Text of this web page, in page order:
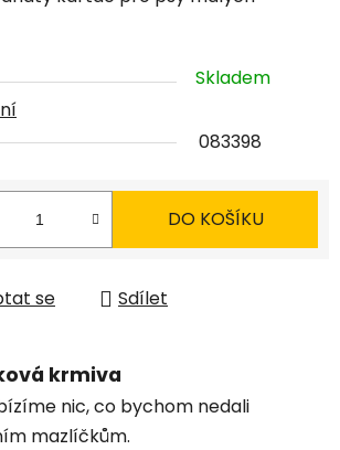
Skladem
083398
DO KOŠÍKU
se Sdílet
krmiva
nic, co bychom nedali
mazlíčkům.